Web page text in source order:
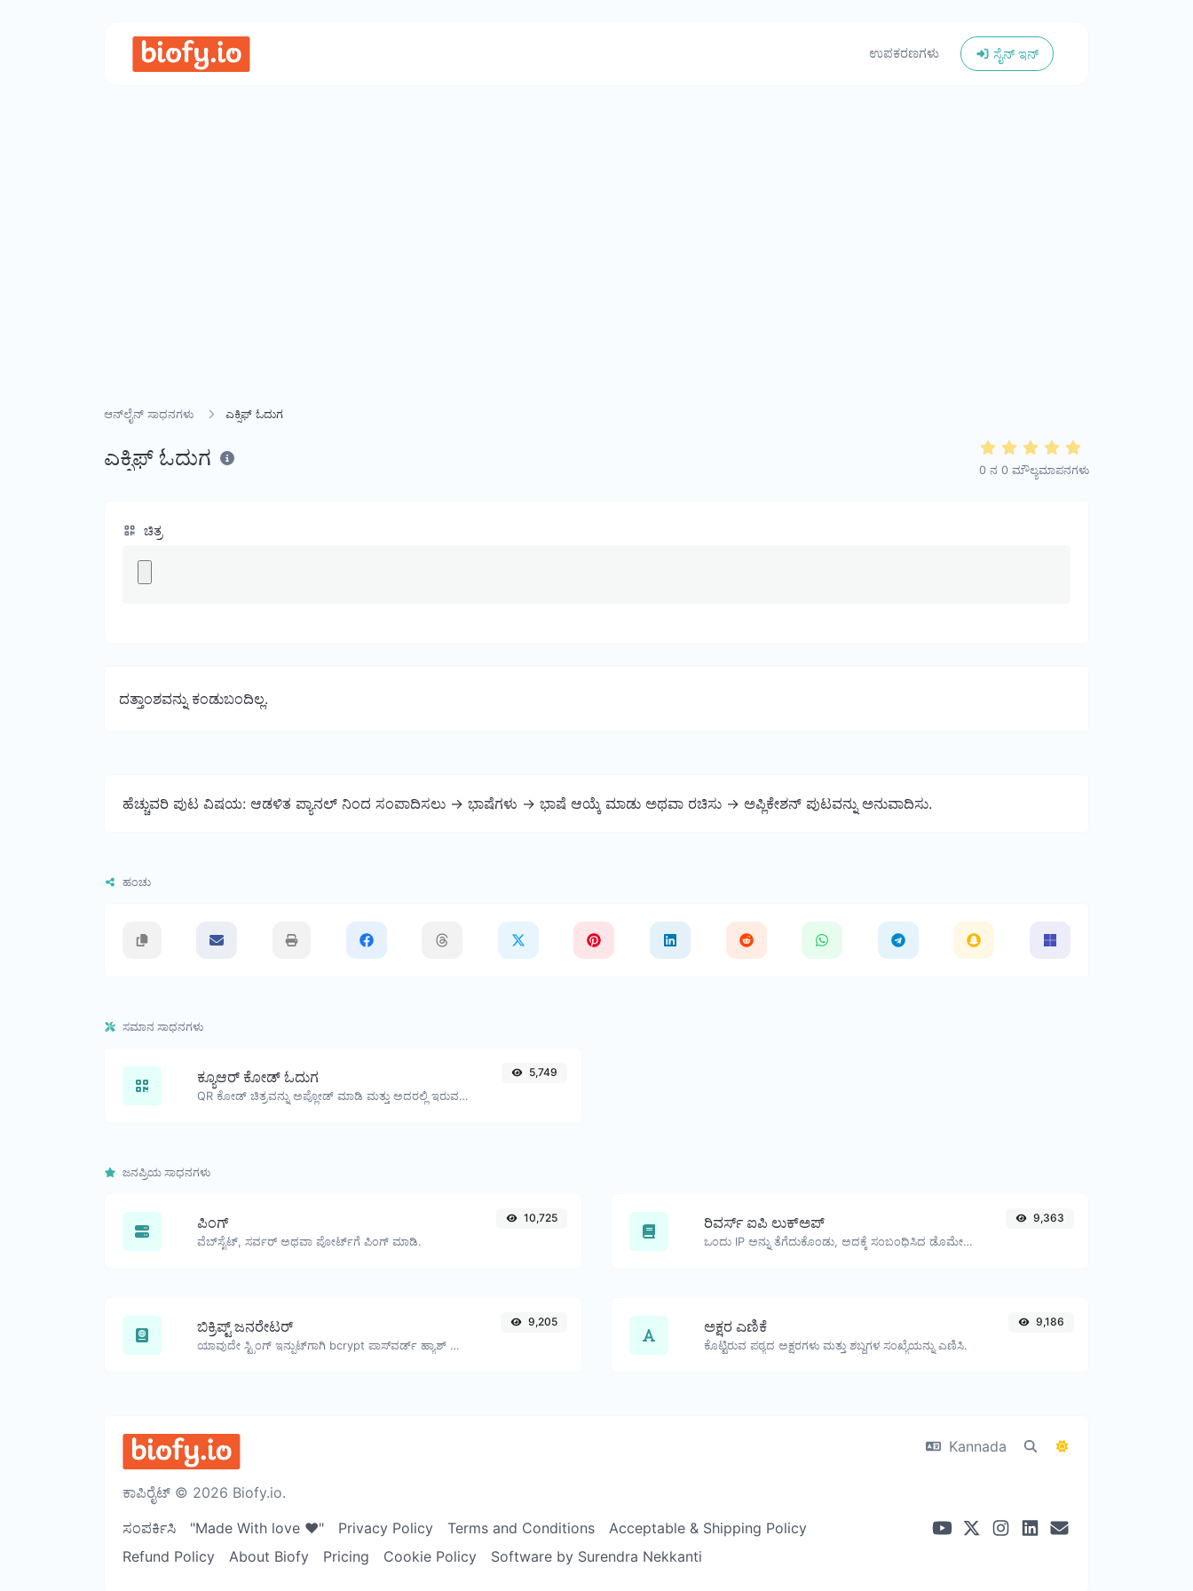
ಉಪಕರಣಗಳು ಸೈನ್ ಇನ್
ಆನ್‌ಲೈನ್ ಸಾಧನಗಳು ಎಕ್ಸಿಫ್ ಓದುಗ
ಎಕ್ಸಿಫ್ ಓದುಗ 0 ನ 0 ಮೌಲ್ಯಮಾಪನಗಳು
ಚಿತ್ರ
ದತ್ತಾಂಶವನ್ನು ಕಂಡುಬಂದಿಲ್ಲ.
ಹೆಚ್ಚುವರಿ ಪುಟ ವಿಷಯ: ಆಡಳಿತ ಪ್ಯಾನಲ್ ನಿಂದ ಸಂಪಾದಿಸಲು -> ಭಾಷೆಗಳು -> ಭಾಷೆ ಆಯ್ಕೆ ಮಾಡು ಅಥವಾ ರಚಿಸು -> ಅಪ್ಲಿಕೇಶನ್ ಪುಟವನ್ನು ಅನುವಾದಿಸು.
ಹಂಚು
ಸಮಾನ ಸಾಧನಗಳು
ಕ್ಯೂಆರ್ ಕೋಡ್ ಓದುಗ
QR ಕೋಡ್ ಚಿತ್ರವನ್ನು ಅಪ್ಲೋಡ್ ಮಾಡಿ ಮತ್ತು ಅದರಲ್ಲಿ ಇರುವ ಮಾಹಿತಿಯನ್ನು ಹೊರತೆಗೆದುಕೊಳ್ಳಿ.
5,749
ಜನಪ್ರಿಯ ಸಾಧನಗಳು
ಪಿಂಗ್
ವೆಬ್‌ಸೈಟ್, ಸರ್ವರ್ ಅಥವಾ ಪೋರ್ಟ್‌ಗೆ ಪಿಂಗ್ ಮಾಡಿ.
10,725 ರಿವರ್ಸ್ ಐಪಿ ಲುಕ್‌ಅಪ್
ಒಂದು IP ಅನ್ನು ತೆಗೆದುಕೊಂಡು, ಅದಕ್ಕೆ ಸಂಬಂಧಿಸಿದ ಡೊಮೇನ್/ಹೋಸ್ಟ್ ಅನ್ನು ಹುಡುಕಲು ಪ್ರಯತ್ನಿಸಿ.
9,363
ಬಿಕ್ರಿಪ್ಟ್ ಜನರೇಟರ್
ಯಾವುದೇ ಸ್ಟ್ರಿಂಗ್ ಇನ್ಪುಟ್‌ಗಾಗಿ bcrypt ಪಾಸ್‌ವರ್ಡ್ ಹ್ಯಾಶ್ ಅನ್ನು ಉತ್ಪಾದಿಸಿ.
9,205 ಅಕ್ಷರ ಎಣಿಕೆ
ಕೊಟ್ಟಿರುವ ಪಠ್ಯದ ಅಕ್ಷರಗಳು ಮತ್ತು ಶಬ್ದಗಳ ಸಂಖ್ಯೆಯನ್ನು ಎಣಿಸಿ.
9,186
ಕಾಪಿರೈಟ್ © 2026 Biofy.io.
Kannada
ಸಂಪರ್ಕಿಸಿ "Made With love ❤️" Privacy Policy Terms and Conditions
Acceptable & Shipping Policy
Refund Policy
About Biofy Pricing Cookie Policy Software by Surendra Nekkanti